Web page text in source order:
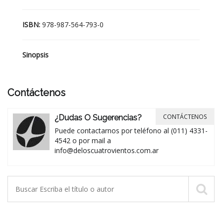
ISBN: 978-987-564-793-0
Sinopsis
Contáctenos
¿Dudas O Sugerencias?
Puede contactarnos por teléfono al (011) 4331-
4542 o por mail a
info@deloscuatrovientos.com.ar
CONTÁCTENOS